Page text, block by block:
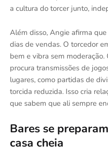
a cultura do torcer junto,
Além disso, Angie afirma
dias de vendas. O torcedor
bem e vibra sem
procura transmissões de
lugares, como partidas de
torcida reduzida. Isso cria
que sabem que ali sempre
Bares se
casa cheia